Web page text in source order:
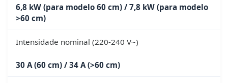
6,8 kW (para modelo 60 cm) / 7,8 kW (para modelo
>60 cm)
Intensidade nominal (220-240 V~)
30 A (60 cm) / 34 A (>60 cm)